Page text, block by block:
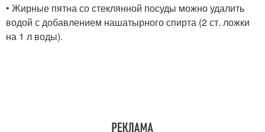
• Жирные пятна со стеклянной посуды можно удалить
водой с добавлением нашатырного спирта (2 ст. ложки
на 1 л воды).